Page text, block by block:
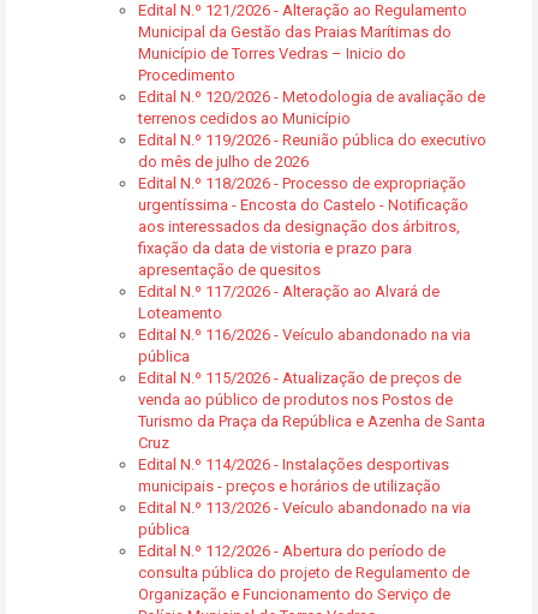
Edital N.º 121/2026 - Alteração ao Regulamento
Municipal da Gestão das Praias Marítimas do
Município de Torres Vedras – Inicio do
Procedimento
Edital N.º 120/2026 - Metodologia de avaliação de
terrenos cedidos ao Município
Edital N.º 119/2026 - Reunião pública do executivo
do mês de julho de 2026
Edital N.º 118/2026 - Processo de expropriação
urgentíssima - Encosta do Castelo - Notificação
aos interessados da designação dos árbitros,
fixação da data de vistoria e prazo para
apresentação de quesitos
Edital N.º 117/2026 - Alteração ao Alvará de
Loteamento
Edital N.º 116/2026 - Veículo abandonado na via
pública
Edital N.º 115/2026 - Atualização de preços de
venda ao público de produtos nos Postos de
Turismo da Praça da República e Azenha de Santa
Cruz
Edital N.º 114/2026 - Instalações desportivas
municipais - preços e horários de utilização
Edital N.º 113/2026 - Veículo abandonado na via
pública
Edital N.º 112/2026 - Abertura do período de
consulta pública do projeto de Regulamento de
Organização e Funcionamento do Serviço de